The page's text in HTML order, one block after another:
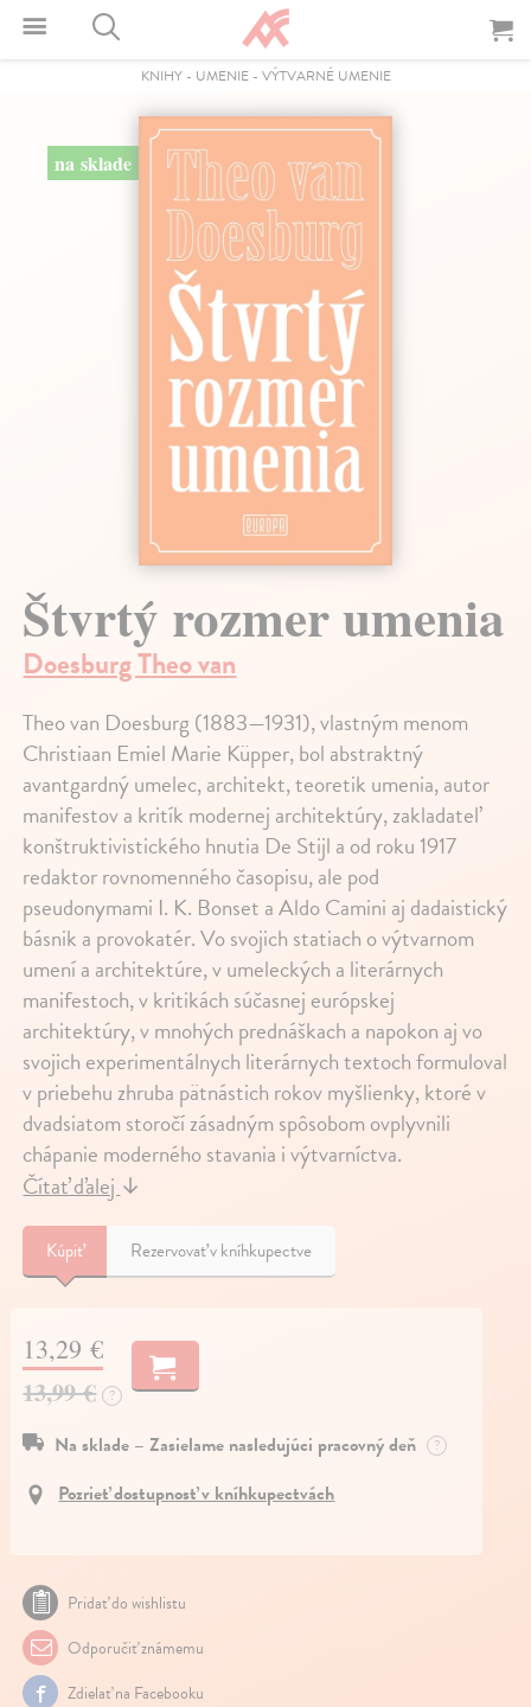
KNIHY- UMENIE- VÝTVARNÉ UMENIE
na sklade
Štvrtý rozmer umenia
Doesburg Theo van
Theo van Doesburg (1883—1931), vlastným menom
Christiaan Emiel Marie Küpper, bol abstraktný
avantgardný umelec, architekt, teoretik umenia, autor
manifestov a kritík modernej architektúry, zakladateľ
konštruktivistického hnutia De Stijl a od roku 1917
redaktor rovnomenného časopisu, ale pod
pseudonymami I. K. Bonset a Aldo Camini aj dadaistický
básnik a provokatér. Vo svojich statiach o výtvarnom
umení a architektúre, v umeleckých a literárnych
manifestoch, v kritikách súčasnej európskej
architektúry, v mnohých prednáškach a napokon aj vo
svojich experimentálnych literárnych textoch formuloval
v priebehu zhruba pätnástich rokov myšlienky, ktoré v
dvadsiatom storočí zásadným spôsobom ovplyvnili
chápanie moderného stavania i výtvarníctva.
Čítať ďalej↓
Kúpiť Rezervovať v kníhkupectve
13,29 €
13,99 € ?
Na sklade – Zasielame nasledujúci pracovný deň ?
Pozrieť dostupnosť v kníhkupectvách
Pridať do wishlistu
Odporučiť známemu
Zdielať na Facebooku